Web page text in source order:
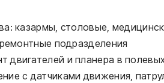
казармы, столовые,
подразделения
двигателей и планера в
с датчиками движения,